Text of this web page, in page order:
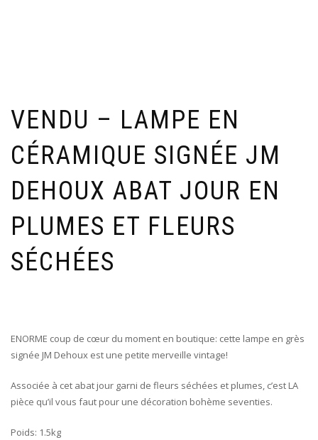
VENDU – LAMPE EN
CÉRAMIQUE SIGNÉE JM
DEHOUX ABAT JOUR EN
PLUMES ET FLEURS
SÉCHÉES
ENORME coup de cœur du moment en boutique: cette lampe en grès
signée JM Dehoux est une petite merveille vintage!
Associée à cet abat jour garni de fleurs séchées et plumes, c’est LA
pièce qu’il vous faut pour une décoration bohème seventies.
Poids: 1.5kg